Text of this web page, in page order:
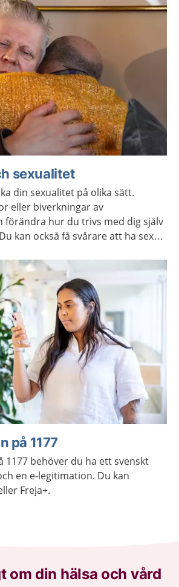
sexualitet
din sexualitet på olika sätt.
eller biverkningar av
förändra hur du trivs med dig själv
kan också få svårare att ha sex
att ha sex.
på 1177
1177 behöver du ha ett svenskt
en e-legitimation. Du kan
Freja+.
om din hälsa och vård